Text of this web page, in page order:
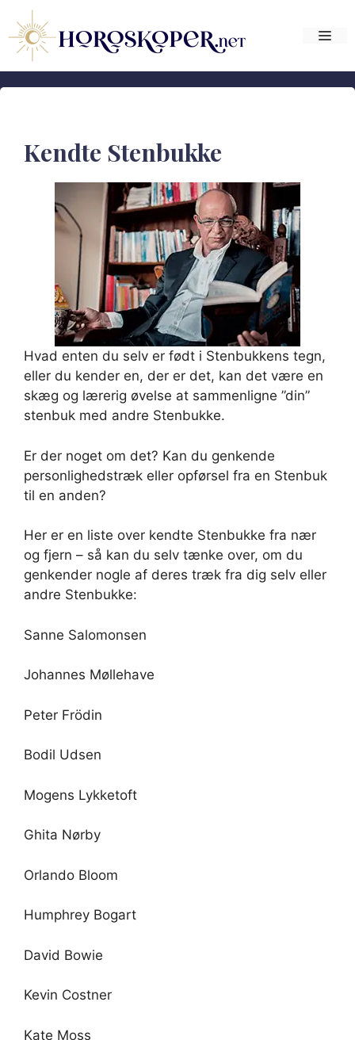
indhold
Kendte Stenbukke
Hvad enten du selv er født i Stenbukkens tegn,
eller du kender en, der er det, kan det være en
skæg og lærerig øvelse at sammenligne ”din”
stenbuk med andre Stenbukke.
Er der noget om det? Kan du genkende
personlighedstræk eller opførsel fra en Stenbuk
til en anden?
Her er en liste over kendte Stenbukke fra nær
og fjern – så kan du selv tænke over, om du
genkender nogle af deres træk fra dig selv eller
andre Stenbukke:
Sanne Salomonsen
Johannes Møllehave
Peter Frödin
Bodil Udsen
Mogens Lykketoft
Ghita Nørby
Orlando Bloom
Humphrey Bogart
David Bowie
Kevin Costner
Kate Moss